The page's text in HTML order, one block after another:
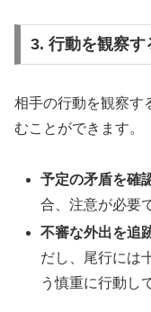
3. 行動を観察す
相手の行動を観察す
むことができます。
予定の矛盾を確
合、注意が必要
不審な外出を追
だし、尾行には
う慎重に行動し